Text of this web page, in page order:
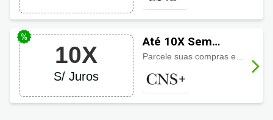
10X
S/ Juros
Até 10X Sem
Juros CNS+